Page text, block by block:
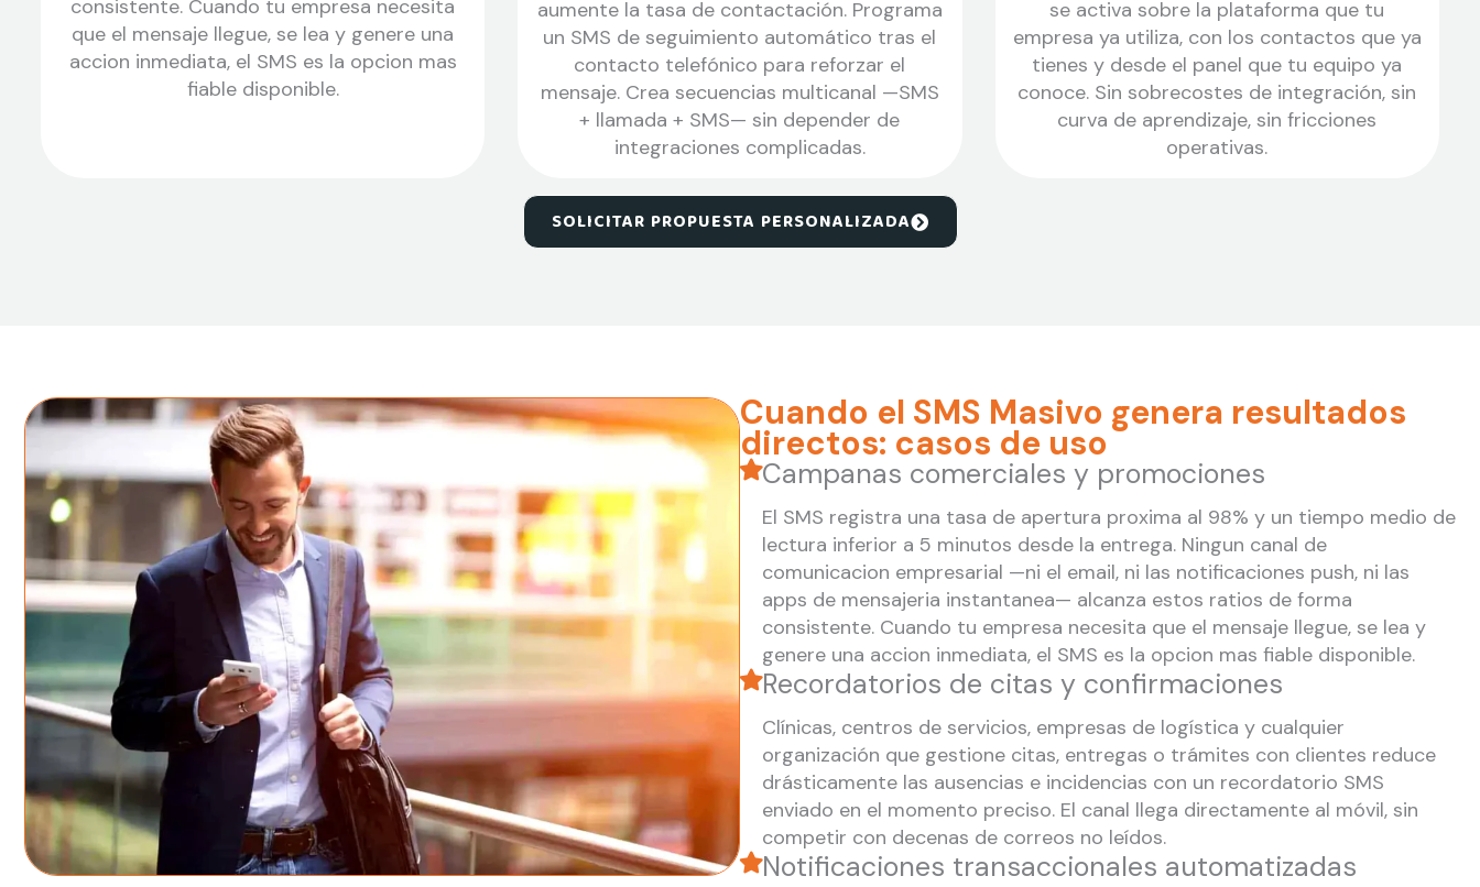
consistente. Cuando tu empresa necesita
que el mensaje llegue, se lea y genere una
accion inmediata, el SMS es la opcion mas
fiable disponible.
aumente la tasa de contactación. Programa
un SMS de seguimiento automático tras el
contacto telefónico para reforzar el
mensaje. Crea secuencias multicanal —SMS
+ llamada + SMS— sin depender de
integraciones complicadas.
se activa sobre la plataforma que tu
empresa ya utiliza, con los contactos que ya
tienes y desde el panel que tu equipo ya
conoce. Sin sobrecostes de integración, sin
curva de aprendizaje, sin fricciones
operativas.
SOLICITAR PROPUESTA PERSONALIZADA
Cuando el SMS Masivo genera resultados
directos: casos de uso
Campanas comerciales y promociones
El SMS registra una tasa de apertura proxima al 98% y un tiempo medio de
lectura inferior a 5 minutos desde la entrega. Ningun canal de
comunicacion empresarial —ni el email, ni las notificaciones push, ni las
apps de mensajeria instantanea— alcanza estos ratios de forma
consistente. Cuando tu empresa necesita que el mensaje llegue, se lea y
genere una accion inmediata, el SMS es la opcion mas fiable disponible.
Recordatorios de citas y confirmaciones
Clínicas, centros de servicios, empresas de logística y cualquier
organización que gestione citas, entregas o trámites con clientes reduce
drásticamente las ausencias e incidencias con un recordatorio SMS
enviado en el momento preciso. El canal llega directamente al móvil, sin
competir con decenas de correos no leídos.
Notificaciones transaccionales automatizadas